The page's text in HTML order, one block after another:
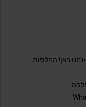
כאן! החלפות